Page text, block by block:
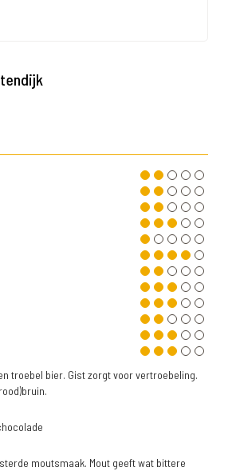
troebel bier. Gist zorgt voor vertroebeling.
moutsmaak. Mout geeft wat bittere